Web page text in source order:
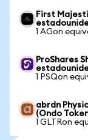
First
1 AGon
ProShares
1 PSQon
abrdn
(Ondo
1 GLTRon